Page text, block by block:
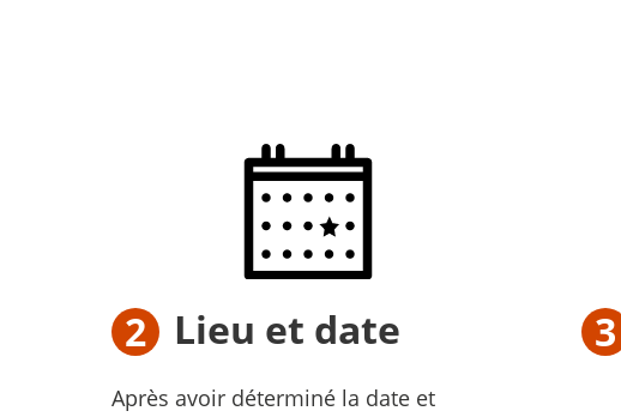
Lieu et date
Après avoir déterminé la date et